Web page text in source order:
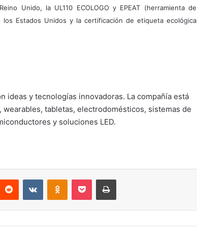
Unido, la UL110 ECOLOGO y EPEAT (herramienta de
Estados Unidos y la certificación de etiqueta ecológica
ideas y tecnologías innovadoras. La compañía está
tabletas, electrodomésticos, sistemas de
y soluciones LED.
Reddit VKontakteOdnoklassniki
Pocket Imprimir